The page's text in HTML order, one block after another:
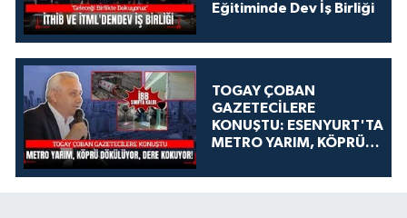
Eğitiminde Dev İş Birliği
TOGAY ÇOBAN
GAZETECİLERE
KONUŞTU: ESENYURT'TA
METRO YARIM, KÖPRÜ
KOKUYOR!